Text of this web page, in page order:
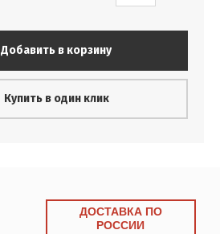
Добавить в корзину
Купить в один клик
ДОСТАВКА ПО
РОССИИ